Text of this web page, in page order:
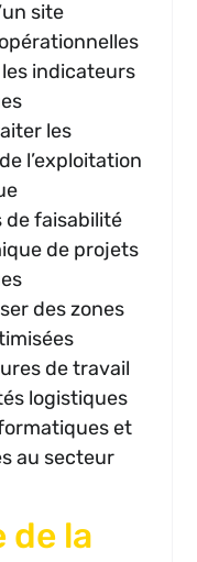
site
indicateurs
les
l’exploitation
de faisabilité
de projets
des zones
de travail
logistiques
et
au secteur
de la